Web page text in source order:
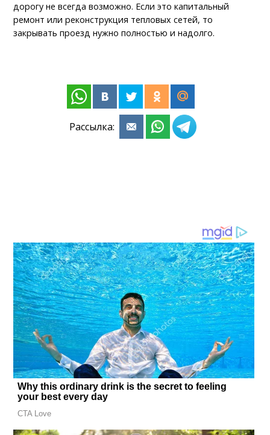
дорогу не всегда возможно. Если это капитальный
ремонт или реконструкция тепловых сетей, то
закрывать проезд нужно полностью и надолго.
Рассылка: